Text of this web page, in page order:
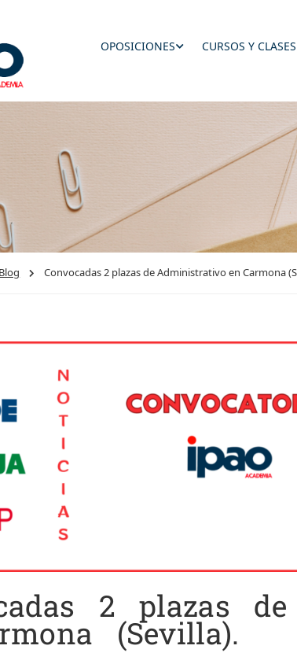
OPOSICIONES CURSOS Y
Blog Convocadas 2 plazas de Administrativo en Carmona
2 plazas
(Sevilla).